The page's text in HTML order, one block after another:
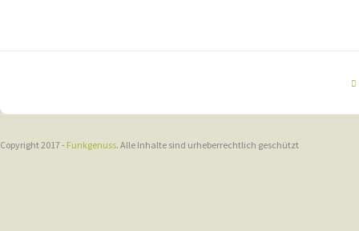
Copyright 2017 - Funkgenuss. Alle Inhalte sind urheberrechtlich geschützt